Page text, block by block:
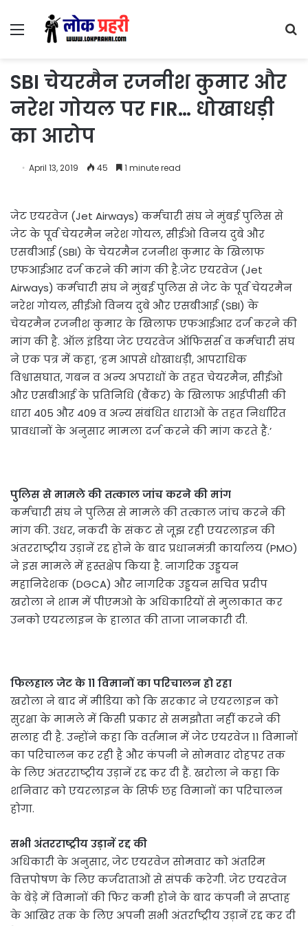
Menu
SBI चेयरमैन रजनीश कुमार और
नरेश गोयल पर FIR… धोखाधड़ी
का आरोप
April 13, 2019 45 1 minute read
जेट एयरवेज (Jet Airways) कर्मचारी संघ ने मुंबई पुलिस से
जेट के पूर्व चेयरमैन नरेश गोयल, सीईओ विनय दुबे और
एसबीआई (SBI) के चेयरमैन रजनीश कुमार के खिलाफ
एफआईआर दर्ज करने की मांग की है.जेट एयरवेज (Jet
Airways) कर्मचारी संघ ने मुंबई पुलिस से जेट के पूर्व चेयरमैन
नरेश गोयल, सीईओ विनय दुबे और एसबीआई (SBI) के
चेयरमैन रजनीश कुमार के खिलाफ एफआईआर दर्ज करने की
मांग की है. ऑल इंडिया जेट एयरवेज ऑफिसर्स व कर्मचारी संघ
ने एक पत्र में कहा, ‘हम आपसे धोखाधड़ी, आपराधिक
विश्वासघात, गबन व अन्य अपराधों के तहत चेयरमैन, सीईओ
और एसबीआई के प्रतिनिधि (बैंकर) के खिलाफ आईपीसी की
धारा 405 और 409 व अन्य संबंधित धाराओं के तहत निर्धारित
प्रावधानों के अनुसार मामला दर्ज करने की मांग करते हैं.’
पुलिस से मामले की तत्काल जांच करने की मांग
कर्मचारी संघ ने पुलिस से मामले की तत्काल जांच करने की
मांग की. उधर, नकदी के संकट से जूझ रही एयरलाइन की
अंतरराष्‍ट्रीय उड़ानें रद्द होने के बाद प्रधानमंत्री कार्यालय (PMO)
ने इस मामले में हस्तक्षेप किया है. नागरिक उड्डयन
महानिदेशक (DGCA) और नागरिक उड्डयन सचिव प्रदीप
खरोला ने शाम में पीएमओ के अधिकारियों से मुलाकात कर
उनको एयरलाइन के हालात की ताजा जानकारी दी.
फिलहाल जेट के 11 विमानों का परिचालन हो रहा
खरोला ने बाद में मीडिया को कि सरकार ने एयरलाइन को
सुरक्षा के मामले में किसी प्रकार से समझौता नहीं करने की
सलाह दी है. उन्होंने कहा कि वर्तमान में जेट एयरवेज 11 विमानों
का परिचालन कर रही है और कंपनी ने सोमवार दोहपर तक
के लिए अंतरराष्‍ट्रीय उड़ानें रद्द कर दी हैं. खरोला ने कहा कि
शनिवार को एयरलाइन के सिर्फ छह विमानों का परिचालन
होगा.
सभी अंतरराष्ट्रीय उड़ानें रद्द की
अधिकारी के अनुसार, जेट एयरवेज सोमवार को अंतरिम
वित्तपोषण के लिए कर्जदाताओं से संपर्क करेगी. जेट एयरवेज
के बेड़े में विमानों की फिर कमी होने के बाद कंपनी ने सप्ताह
के आखिर तक के लिए अपनी सभी अंतर्राष्ट्रीय उड़ानें रद्द कर दी